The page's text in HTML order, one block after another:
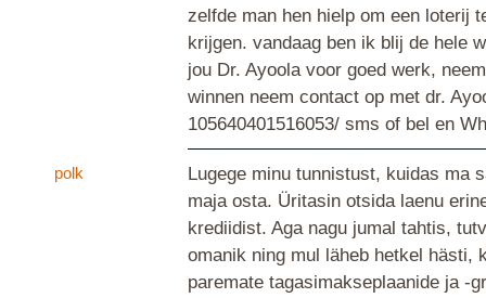
zelfde man hen hielp om een loterij
krijgen. vandaag ben ik blij de hele
jou Dr. Ayoola voor goed werk,
winnen neem contact op met dr.
105640401516053/ sms of bel en
polk
Lugege minu tunnistust, kuidas ma
maja osta. Üritasin otsida laenu
krediidist. Aga nagu jumal tahtis,
omanik ning mul läheb hetkel hästi,
paremate tagasimakseplaanide ja -